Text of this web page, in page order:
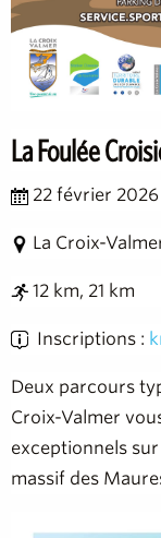
La Foulée
22 février 2026
La Croix-
12 km, 21 km
Inscriptions :
Deux parcours
Croix-Valmer
exceptionnels
massif des